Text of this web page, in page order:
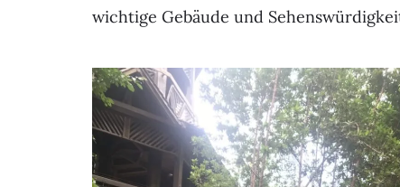
wichtige Gebäude und